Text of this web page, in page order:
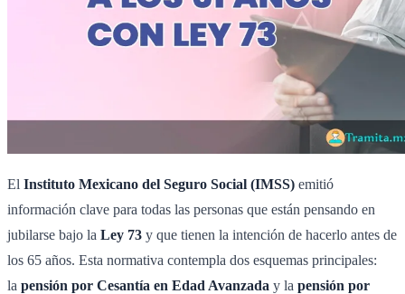
El Instituto Mexicano del Seguro Social (IMSS) emitió
información clave para todas las personas que están pensando en
jubilarse bajo la Ley 73 y que tienen la intención de hacerlo antes de
los 65 años. Esta normativa contempla dos esquemas principales:
la pensión por Cesantía en Edad Avanzada y la pensión por